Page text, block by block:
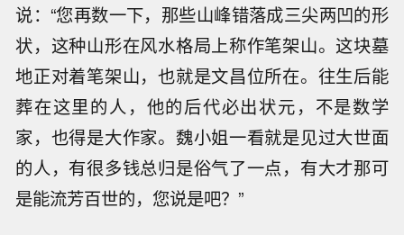
说：“您再数一下，那些山峰错落成三尖两凹的形
状，这种山形在风水格局上称作笔架山。这块墓
地正对着笔架山，也就是文昌位所在。往生后能
葬在这里的人，他的后代必出状元，不是数学
家，也得是大作家。魏小姐一看就是见过大世面
的人，有很多钱总归是俗气了一点，有大才那可
是能流芳百世的，您说是吧？”